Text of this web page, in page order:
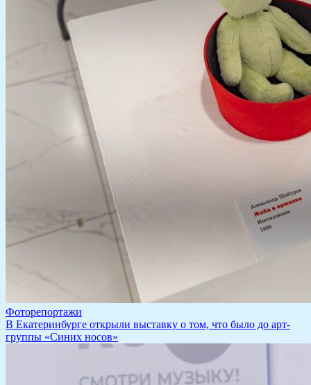
Фоторепортажи
​В Екатеринбурге открыли выставку о том, что было до арт-
группы «Синих носов»